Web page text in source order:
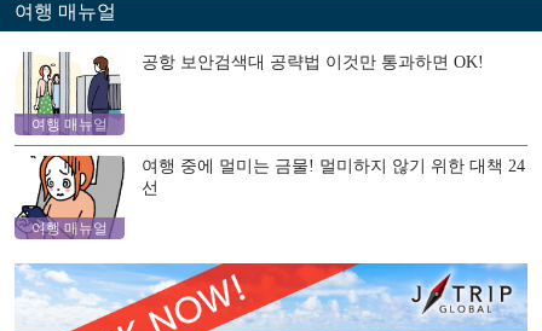
여행 매뉴얼
여행 매뉴얼
공항 보안검색대 공략법 이것만 통과하면 OK!
여행 매뉴얼
여행 중에 멀미는 금물! 멀미하지 않기 위한 대책 24
선